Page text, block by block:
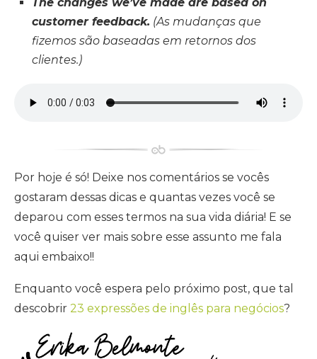
customer feedback. (As mudanças que
fizemos são baseadas em retornos dos
clientes.)
Por hoje é só! Deixe nos comentários se vocês
gostaram dessas dicas e quantas vezes você se
deparou com esses termos na sua vida diária! E se
você quiser ver mais sobre esse assunto me fala
aqui embaixo!!
Enquanto você espera pelo próximo post, que tal
descobrir 23 expressões de inglês para negócios?